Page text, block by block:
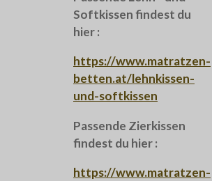
Softkissen findest du
hier :
https://www.matratzen-
betten.at/lehnkissen-
und-softkissen
Passende Zierkissen
findest du hier :
https://www.matratzen-